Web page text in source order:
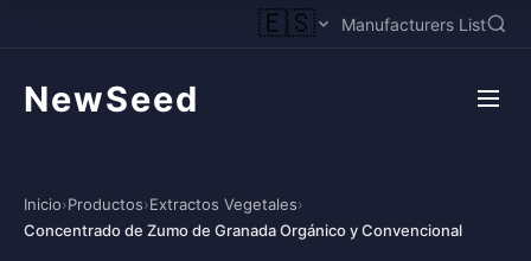
🇪🇸 Manufacturers List
NewSeed
Inicio›Productos›Extractos Vegetales›
Concentrado de Zumo de Granada Orgánico y Convencional